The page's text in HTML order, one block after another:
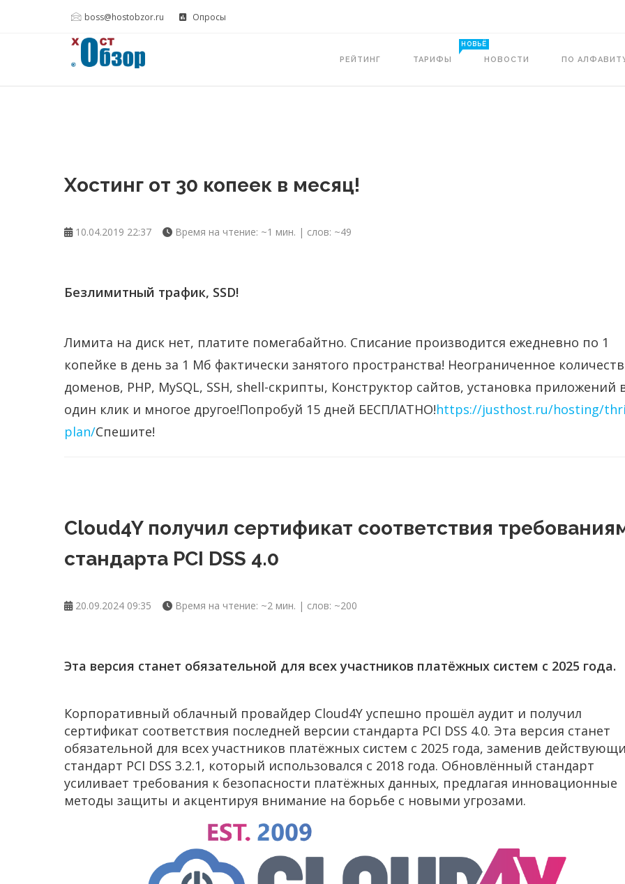
boss@hostobzor.ru Опросы
РЕЙТИНГ ТАРИФЫ
НОВЬЁ
НОВОСТИ ПО
Хостинг от 30 копеек в месяц!
10.04.2019 22:37 Время на чтение: ~1 мин. | слов: ~49
Безлимитный трафик, SSD!
Лимита на диск нет, платите помегабайтно. Списание производится ежедневно по 1
копейке в день за 1 Мб фактически занятого пространства! Неограниченное
доменов, PHP, MySQL, SSH, shell-скрипты, Конструктор сайтов, установка приложений
один клик и многое другое!Попробуй 15 дней БЕСПЛАТНО!https://justhost.ru/hosting/
plan/Спешите!
Cloud4Y получил сертификат соответствия
стандарта PCI DSS 4.0
20.09.2024 09:35 Время на чтение: ~2 мин. | слов: ~200
Эта версия станет обязательной для всех участников платёжных систем с 2025 года.
Корпоративный облачный провайдер Cloud4Y успешно прошёл аудит и получил
сертификат соответствия последней версии стандарта PCI DSS 4.0. Эта версия станет
обязательной для всех участников платёжных систем с 2025 года, заменив
стандарт PCI DSS 3.2.1, который использовался с 2018 года. Обновлённый стандарт
усиливает требования к безопасности платёжных данных, предлагая инновационные
методы защиты и акцентируя внимание на борьбе с новыми угрозами.